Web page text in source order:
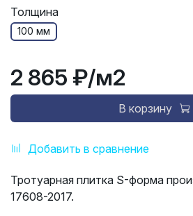
Добавить в сравнение
Толщина
100 мм
2 865 ₽/м2
В корзину
Тротуарная плитка S-форма
17608-2017.